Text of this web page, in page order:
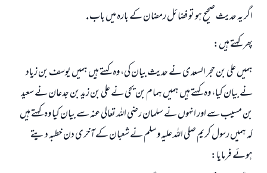
اگر يہ حديث صحيح ہو تو فضائل رمضان كے بارہ ميں باب .
پھر كہتے ہيں:
ہميں على بن حجر السعدى نے حديث بيان كى، وہ كہتے ہيں ہميں يوسف بن زياد
نے بيان كيا، وہ كہتے ہيں ہميں ہمام بن يحي نے على بن زيد بن جدعان نے سعيد
بن مسيب سے اور انہوں نے سلمان رضى اللہ تعالى عنہ سے بيان كيا وہ كہتے ہيں
كہ ہميں رسول كريم صلى اللہ عليہ وسلم نے شعبان كے آخرى دن خطبہ ديتے
ہوئے فرمايا: